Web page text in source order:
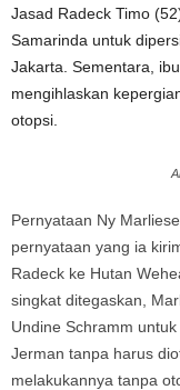
Jasad Radeck Timo
Samarinda untuk
Jakarta. Sementara,
mengihlaskan
otopsi.
Pernyataan Ny
pernyataan yang ia
Radeck ke Hutan
singkat ditegaskan,
Undine Schramm
Jerman tanpa harus
melakukannya tanpa